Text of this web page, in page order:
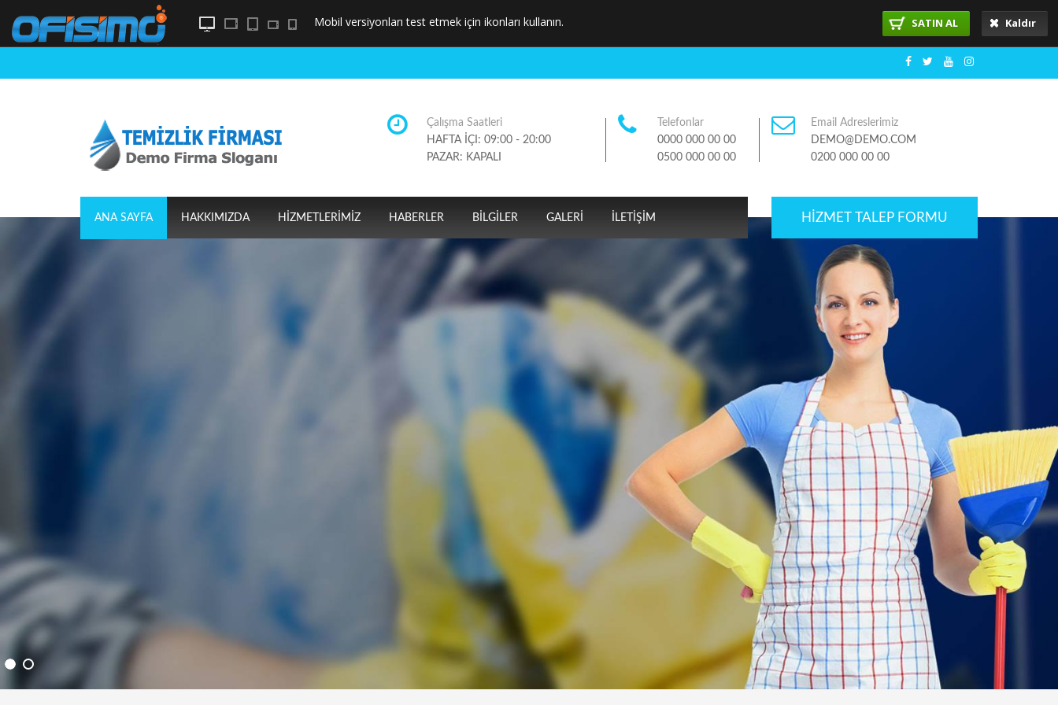
Mobilversiyonları test etmek için ikonları kullanın. SATIN AL Kaldır